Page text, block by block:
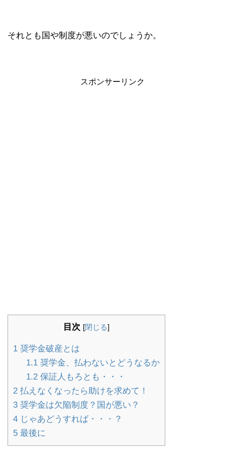
それとも国や制度が悪いのでしょうか。
スポンサーリンク
目次 [閉じる]
1 奨学金破産とは
1.1奨学金、払わないとどうなるか
1.2保証人もろとも・・・
2 払えなくなったら助けを求めて！
3 奨学金は欠陥制度？国が悪い？
4 じゃあどうすれば・・・？
5 最後に